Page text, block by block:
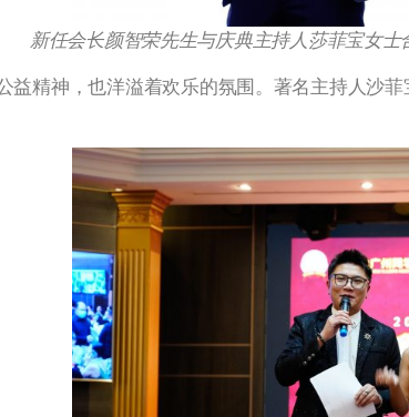
新任会长颜智荣先生与庆典主持人莎菲宝女
益精神，也洋溢着欢乐的氛围。著名主持人沙